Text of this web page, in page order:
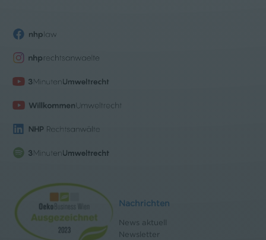
Nachrichten
News aktuell
Newsletter